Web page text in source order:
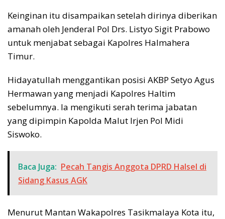
Keinginan itu disampaikan setelah dirinya diberikan
amanah oleh Jenderal Pol Drs. Listyo Sigit Prabowo
untuk menjabat sebagai Kapolres Halmahera
Timur.
Hidayatullah menggantikan posisi AKBP Setyo Agus
Hermawan yang menjadi Kapolres Haltim
sebelumnya. Ia mengikuti serah terima jabatan
yang dipimpin Kapolda Malut Irjen Pol Midi
Siswoko.
Baca Juga: Pecah Tangis Anggota DPRD Halsel di
Sidang Kasus AGK
Menurut Mantan Wakapolres Tasikmalaya Kota itu,